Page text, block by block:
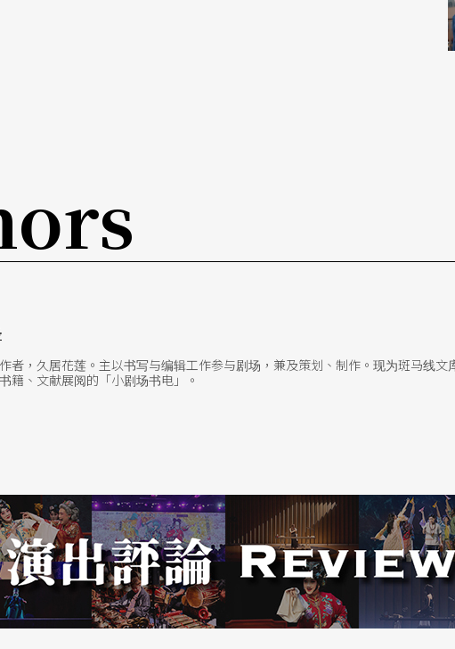
的垂直中点，则有一片比东部小学校操场还小的空
会都把这片空地提供给部落举行丰年祭，教会与部
园就是族人的悼念之所。「我的生活世界就是教
阿美族文化的研究及书写，自己的文化自己诠释，
员皆为教友，教堂每年会办丰年祭，但相较于连绵
，这样便可让移往都市工作，无法连续请好几天假
者，久居花莲。主以书写与编辑工作参与剧场，兼及策划、制作。现为斑马线文
籍、文献展阅的「小剧场书电」。